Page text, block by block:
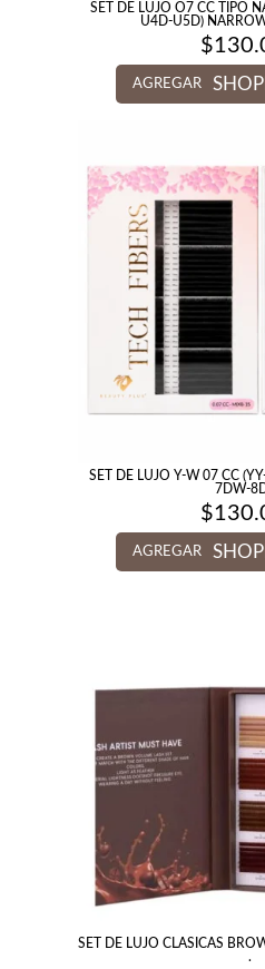
SET DE LUJO O7 CC TIPO
U4D-U5D)
$
AGREGAR
SET DE LUJO Y-W 07 CC
7DW-
$
AGREGAR
SET DE LUJO CLASICAS
.